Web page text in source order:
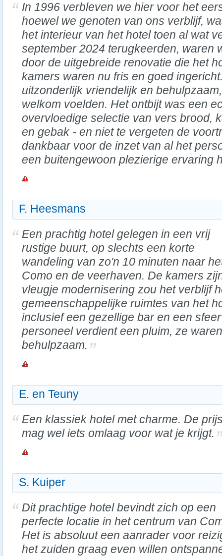
In 1996 verbleven we hier voor het
hoewel we genoten van ons verblijf,
het interieur van het hotel toen al wat
september 2024 terugkeerden, waren
door de uitgebreide renovatie die het
kamers waren nu fris en goed
uitzonderlijk vriendelijk en
welkom voelden. Het ontbijt was een
overvloedige selectie van vers brood,
en gebak - en niet te vergeten de
dankbaar voor de inzet van al het
een buitengewoon plezierige ervaring
F. Heesmans
Een prachtig hotel gelegen in een vrij
rustige buurt, op slechts een korte
wandeling van zo'n 10 minuten naar
Como en de veerhaven. De kamers
vleugje modernisering zou het verblijf
gemeenschappelijke ruimtes van het
inclusief een gezellige bar en een
personeel verdient een pluim, ze
behulpzaam.
E. en Teuny
Een klassiek hotel met charme. De
mag wel iets omlaag voor wat je krijgt.
S. Kuiper
Dit prachtige hotel bevindt zich op een
perfecte locatie in het centrum van
Het is absoluut een aanrader voor
het zuiden graag even willen